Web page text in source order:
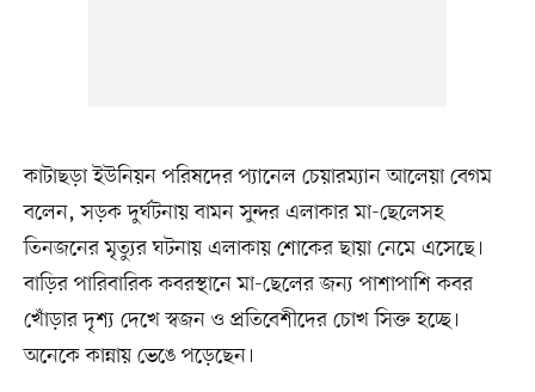
কাটাছড়া ইউনিয়ন পরিষদের প্যানেল চেয়ারম্যান আলেয়া বেগম
বলেন, সড়ক দুর্ঘটনায় বামন সুন্দর এলাকার মা-ছেলেসহ
তিনজনের মৃত্যুর ঘটনায় এলাকায় শোকের ছায়া নেমে এসেছে।
বাড়ির পারিবারিক কবরস্থানে মা-ছেলের জন্য পাশাপাশি কবর
খোঁড়ার দৃশ্য দেখে স্বজন ও প্রতিবেশীদের চোখ সিক্ত হচ্ছে।
অনেকে কান্নায় ভেঙে পড়েছেন।